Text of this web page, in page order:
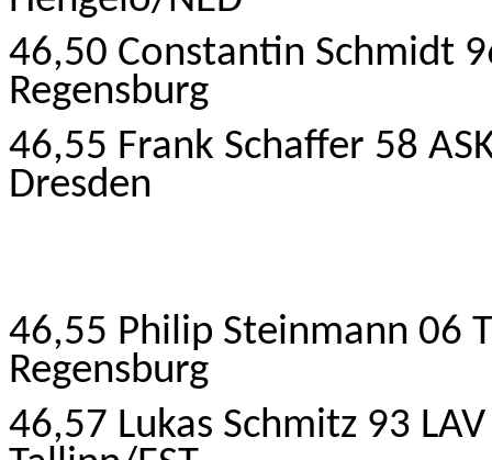
46,50 Constantin Schmidt
Regensburg
46,55 Frank Schaffer 58
Dresden
46,55 Philip Steinmann 06
Regensburg
46,57 Lukas Schmitz 93